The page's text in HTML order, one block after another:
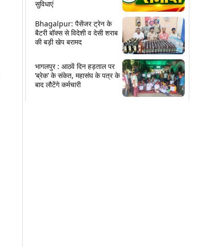
सुविधाएं
Bhagalpur: पैसेंजर ट्रेन के
बैटरी बॉक्स से विदेशी व देसी शराब
की बड़ी खेप बरामद
भागलपुर : आठवें दिन हड़ताल पर
‘ब्रेक’ के संकेत, महासंघ के पत्र के
बाद लौटेंगे कर्मचारी